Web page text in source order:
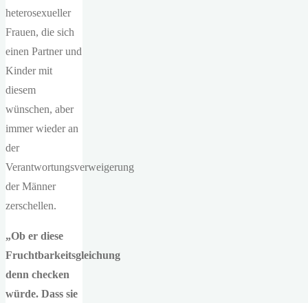
heterosexueller
Frauen, die sich
einen Partner und
Kinder mit
diesem
wünschen, aber
immer wieder an
der
Verantwortungsverweigerung
der Männer
zerschellen.
„Ob er diese
Fruchtbarkeitsgleichung
denn checken
würde. Dass sie